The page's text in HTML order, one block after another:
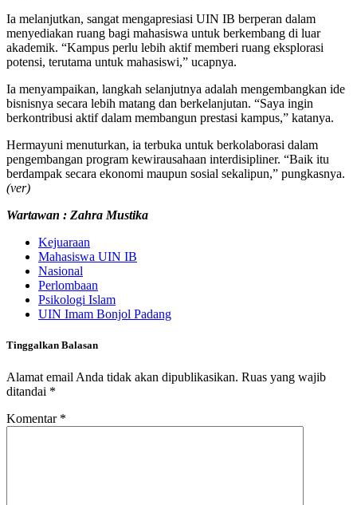
Ia melanjutkan, sangat mengapresiasi UIN IB berperan dalam
menyediakan ruang bagi mahasiswa untuk berkembang di luar
akademik. “Kampus perlu lebih aktif memberi ruang eksplorasi
potensi, terutama untuk mahasiswi,” ucapnya.
Ia menyampaikan, langkah selanjutnya adalah mengembangkan ide
bisnisnya secara lebih matang dan berkelanjutan. “Saya ingin
berkontribusi aktif dalam membangun prestasi kampus,” katanya.
Hermayuni menuturkan, ia terbuka untuk berkolaborasi dalam
pengembangan program kewirausahaan interdisipliner. “Baik itu
berdampak secara ekonomi maupun sosial sekalipun,” pungkasnya.
(ver)
Wartawan : Zahra Mustika
Kejuaraan
Mahasiswa UIN IB
Nasional
Perlombaan
Psikologi Islam
UIN Imam Bonjol Padang
Tinggalkan Balasan
Alamat email Anda tidak akan dipublikasikan. Ruas yang wajib
ditandai *
Komentar *